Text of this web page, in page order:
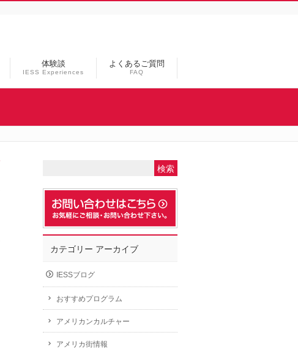
体験談
IESS Experiences
よくあるご質問
FAQ
カテゴリー アーカイブ
IESSブログ
おすすめプログラム
アメリカンカルチャー
アメリカ街情報